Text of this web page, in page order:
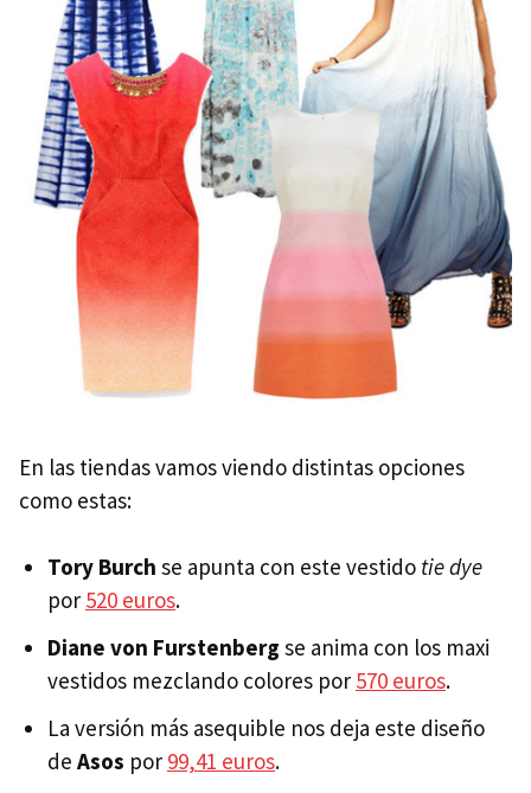
En las tiendas vamos viendo distintas opciones
como estas:
Tory Burch se apunta con este vestido tie dye
por 520 euros.
Diane von Furstenberg se anima con los maxi
vestidos mezclando colores por 570 euros.
La versión más asequible nos deja este diseño
de Asos por 99,41 euros.